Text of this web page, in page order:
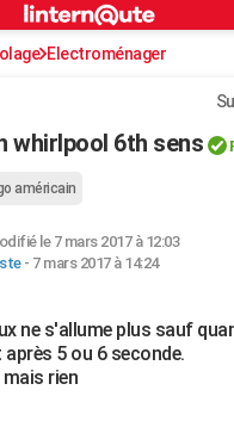
S'inscrire
Connexion
Electroménager
whirlpool 6th sens
américain
le 7 mars 2017 à 12:03
- 7 mars 2017 à 14:24
ne s'allume plus sauf
5 ou 6 seconde.
rien